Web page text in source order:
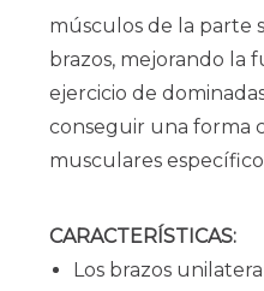
músculos de la parte
brazos, mejorando la
ejercicio de
conseguir una forma
musculares
CARACTERÍSTICAS:
Los brazos